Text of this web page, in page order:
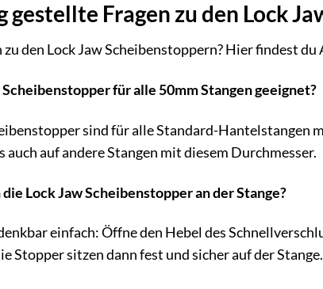
gestellte Fragen zu den Lock
zu den Lock Jaw Scheibenstoppern? Hier findest
Scheibenstopper für alle 50mm Stangen geeignet?
sind für alle Standard-Hantelstangen
auch auf andere Stangen mit diesem Durchmesser.
Lock Jaw Scheibenstopper an der Stange?
einfach: Öffne den Hebel des
Stopper sitzen dann fest und sicher auf der Stange.